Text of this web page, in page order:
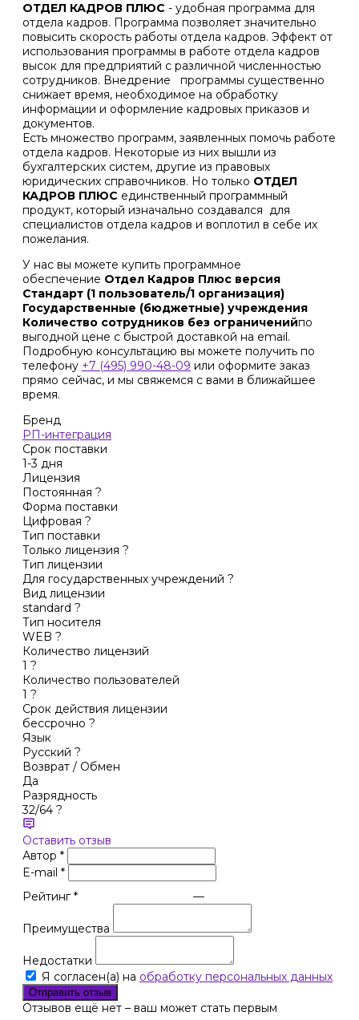
ОТДЕЛ КАДРОВ ПЛЮС - удобная программа для
отдела кадров. Программа позволяет значительно
повысить скорость работы отдела кадров. Эффект от
использования программы в работе отдела кадров
высок для предприятий с различной численностью
сотрудников. Внедрение программы существенно
снижает время, необходимое на обработку
информации и оформление кадровых приказов и
документов.
Есть множество программ, заявленных помочь работе
отдела кадров. Некоторые из них вышли из
бухгалтерских систем, другие из правовых
юридических справочников. Но только ОТДЕЛ
КАДРОВ ПЛЮС единственный программный
продукт, который изначально создавался для
специалистов отдела кадров и воплотил в себе их
пожелания.
У нас вы можете купить программное
обеспечение Отдел Кадров Плюс версия
Стандарт (1 пользователь/1 организация)
Государственные (бюджетные) учреждения
Количество сотрудников без ограниченийпо
выгодной цене с быстрой доставкой на email.
Подробную консультацию вы можете получить по
телефону +7 (495) 990-48-09 или оформите заказ
прямо сейчас, и мы свяжемся с вами в ближайшее
время.
Бренд
РП-интеграция
Срок поставки
1-3 дня
Лицензия
Постоянная ?
Форма поставки
Цифровая ?
Тип поставки
Только лицензия ?
Тип лицензии
Для государственных учреждений ?
Вид лицензии
standard ?
Тип носителя
WEB ?
Количество лицензий
1 ?
Количество пользователей
1 ?
Срок действия лицензии
бессрочно ?
Язык
Русский ?
Возврат / Обмен
Да
Разрядность
32/64 ?
Оставить отзыв
Автор *
E-mail *
Рейтинг * —
Преимущества
Недостатки
Я согласен(а) на обработку персональных данных
Отправить отзыв
Отзывов ещё нет – ваш может стать первым